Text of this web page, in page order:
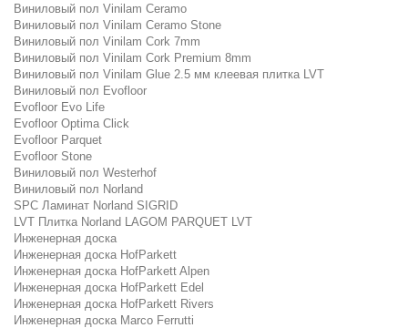
Виниловый пол Vinilam Ceramo
Виниловый пол Vinilam Ceramo Stone
Виниловый пол Vinilam Cork 7mm
Виниловый пол Vinilam Cork Premium 8mm
Виниловый пол Vinilam Glue 2.5 мм клеевая плитка LVT
Виниловый пол Evofloor
Evofloor Evo Life
Evofloor Optima Click
Evofloor Parquet
Evofloor Stone
Виниловый пол Westerhof
Виниловый пол Norland
SPC Ламинат Norland SIGRID
LVT Плитка Norland LAGOM PARQUET LVT
Инженерная доска
Инженерная доска HofParkett
Инженерная доска HofParkett Alpen
Инженерная доска HofParkett Edel
Инженерная доска HofParkett Rivers
Инженерная доска Marco Ferrutti